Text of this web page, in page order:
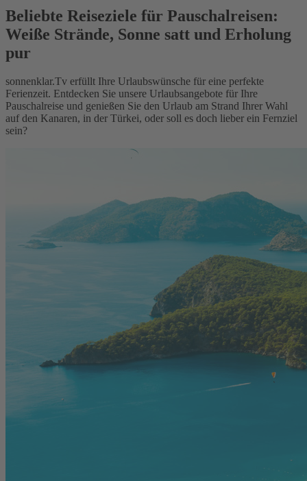
Beliebte Reiseziele für Pauschalreisen:
Weiße Strände, Sonne satt und Erholung
pur
sonnenklar.Tv erfüllt Ihre Urlaubswünsche für eine perfekte
Ferienzeit. Entdecken Sie unsere Urlaubsangebote für Ihre
Pauschalreise und genießen Sie den Urlaub am Strand Ihrer Wahl
auf den Kanaren, in der Türkei, oder soll es doch lieber ein Fernziel
sein?